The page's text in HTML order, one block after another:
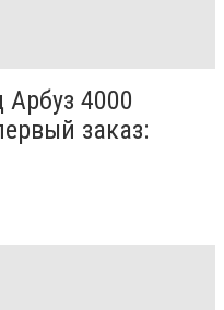
4000
заказ: